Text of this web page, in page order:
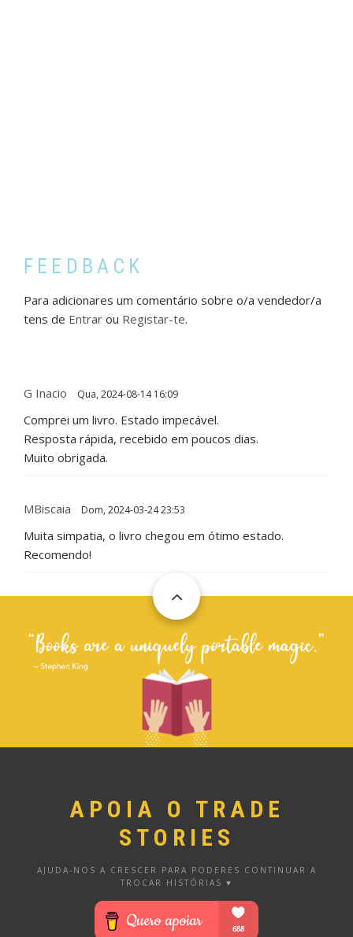
FEEDBACK
Para adicionares um comentário sobre o/a vendedor/a
tens de Entrar ou Registar-te.
G Inacio Qua, 2024-08-14 16:09
Comprei um livro. Estado impecável.
Resposta rápida, recebido em poucos dias.
Muito obrigada.
MBiscaia Dom, 2024-03-24 23:53
Muita simpatia, o livro chegou em ótimo estado.
Recomendo!
APOIA O TRADE
STORIES
AJUDA-NOS A CRESCER PARA PODERES CONTINUAR A
TROCAR HISTÓRIAS ♥